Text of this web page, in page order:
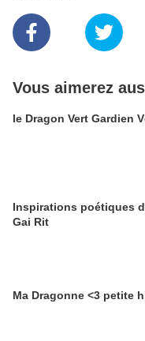
Vous aimerez
le Dragon Vert Gardien
Inspirations poétiques
Gai Rit
Ma Dragonne <3 petite